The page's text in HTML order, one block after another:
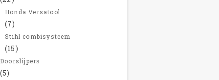
Honda Versatool
(7)
Stihl combisysteem
(15)
Doorslijpers
(5)